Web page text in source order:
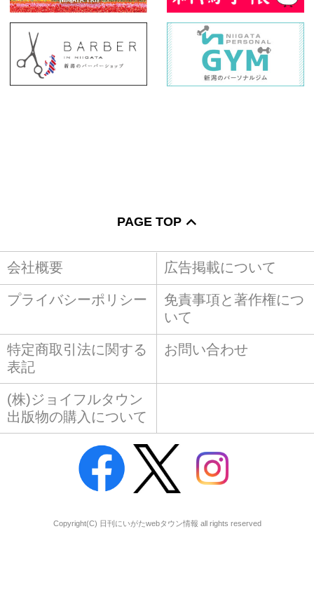
PAGE TOP
会社概要 広告掲載について
プライバシーポリシー
免責事項と著作権につ
いて
特定商取引法に関する
表記
お問い合わせ
(株)ジョイフルタウン
出版物の購入について
Copyright(C) 日刊にいがたwebタウン情報 all rights reserved